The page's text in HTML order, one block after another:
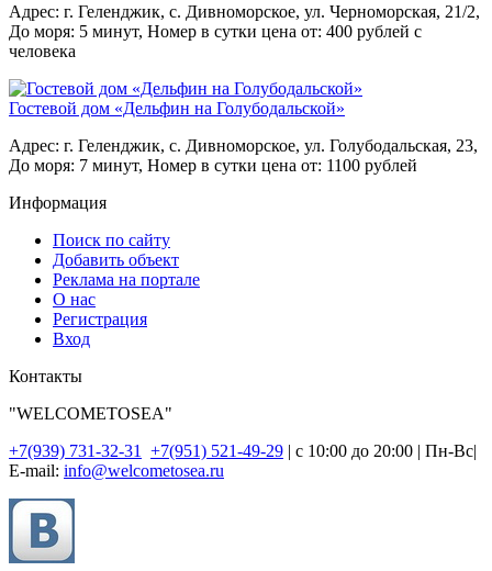
Адрес: г. Геленджик, с. Дивноморское, ул. Черноморская, 21/2,
До моря: 5 минут, Номер в сутки цена от: 400 рублей с
человека
Гостевой дом «Дельфин на Голубодальской»
Адрес: г. Геленджик, с. Дивноморское, ул. Голубодальская, 23,
До моря: 7 минут, Номер в сутки цена от: 1100 рублей
Информация
Поиск по сайту
Добавить объект
Реклама на портале
О нас
Регистрация
Вход
Контакты
"WELCOMETOSEA"
+7(939) 731-32-31
+7(951) 521-49-29 | с 10:00 до 20:00 | Пн-Вс|
E-mail: info@welcometosea.ru